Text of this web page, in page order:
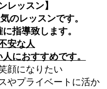
レッスン】
のレッスンです。
指導致します。
安な人
におすすめです。
顔になりたい
やプライベートに活か